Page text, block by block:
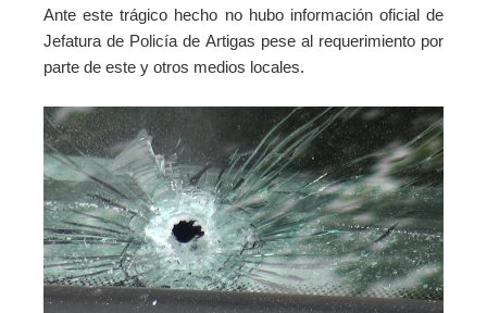
Ante este trágico hecho no hubo información oficial de
Jefatura de Policía de Artigas pese al requerimiento por
parte de este y otros medios locales.